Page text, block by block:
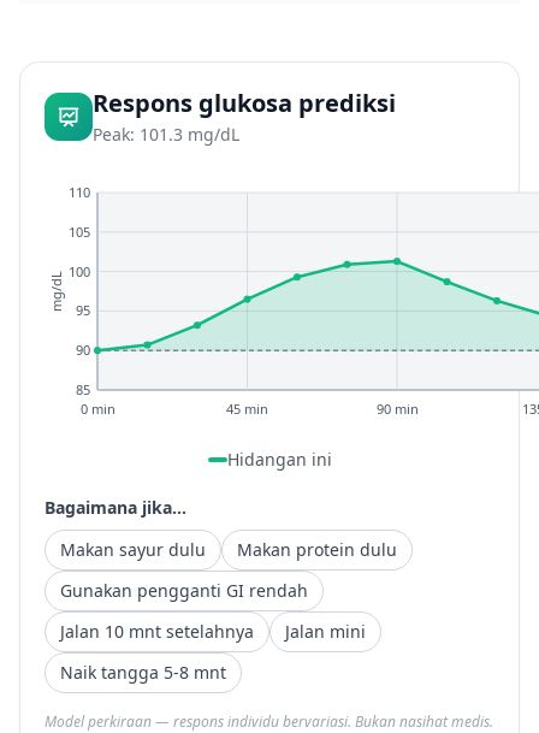
Respons glukosa prediksi
Peak: 101.3 mg/dL
85
90
95
100
105
110
0 min 45 min 90 min
mg/dL
Hidangan ini
Bagaimana jika...
Makan sayur dulu
Makan protein dulu
Gunakan pengganti GI rendah
Jalan 10 mnt setelahnya
Jalan mini
Naik tangga 5-8 mnt
Model perkiraan — respons individu bervariasi. Bukan nasihat medis.